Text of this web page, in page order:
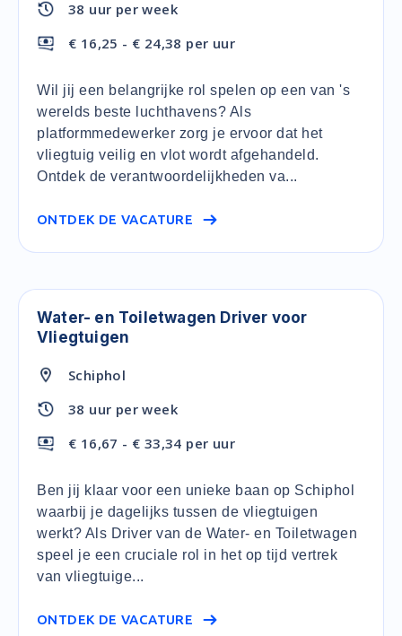
38 uur per week
€ 16,25 - € 24,38 per uur
Wil jij een belangrijke rol spelen op een van 's
werelds beste luchthavens? Als
platformmedewerker zorg je ervoor dat het
vliegtuig veilig en vlot wordt afgehandeld.
Ontdek de verantwoordelijkheden va...
ONTDEK DE VACATURE
Water- en Toiletwagen Driver voor
Vliegtuigen
Schiphol
38 uur per week
€ 16,67 - € 33,34 per uur
Ben jij klaar voor een unieke baan op Schiphol
waarbij je dagelijks tussen de vliegtuigen
werkt? Als Driver van de Water- en Toiletwagen
speel je een cruciale rol in het op tijd vertrek
van vliegtuige...
ONTDEK DE VACATURE